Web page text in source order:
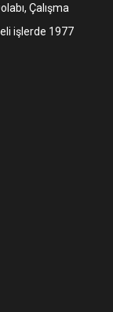
Çalışma
işlerde 1977